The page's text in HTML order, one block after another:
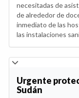
necesitadas de
de alrededor de
inmediato de las
las instalaciones
Urgente
Sudán